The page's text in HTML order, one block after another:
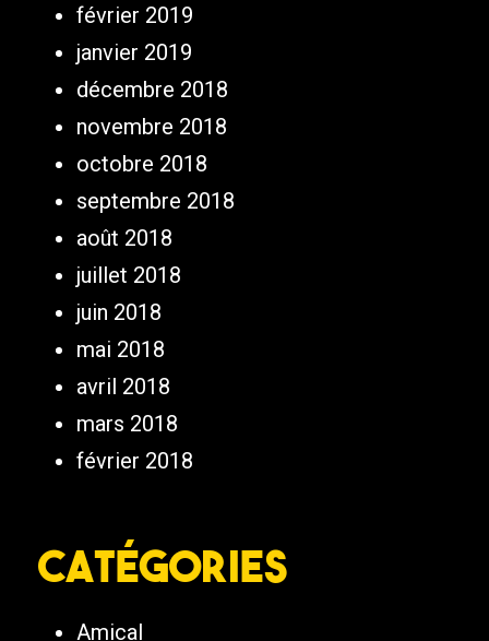
février 2019
janvier 2019
décembre 2018
novembre 2018
octobre 2018
septembre 2018
août 2018
juillet 2018
juin 2018
mai 2018
avril 2018
mars 2018
février 2018
Catégories
Amical